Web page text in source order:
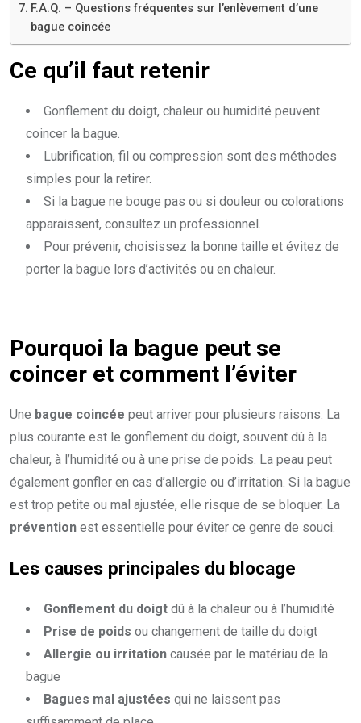
F.A.Q. – Questions fréquentes sur l’enlèvement d’une
bague coincée
Ce qu’il faut retenir
Gonflement du doigt, chaleur ou humidité peuvent
coincer la bague.
Lubrification, fil ou compression sont des méthodes
simples pour la retirer.
Si la bague ne bouge pas ou si douleur ou colorations
apparaissent, consultez un professionnel.
Pour prévenir, choisissez la bonne taille et évitez de
porter la bague lors d’activités ou en chaleur.
Pourquoi la bague peut se
coincer et comment l’éviter
Une bague coincée peut arriver pour plusieurs raisons. La
plus courante est le gonflement du doigt, souvent dû à la
chaleur, à l’humidité ou à une prise de poids. La peau peut
également gonfler en cas d’allergie ou d’irritation. Si la bague
est trop petite ou mal ajustée, elle risque de se bloquer. La
prévention est essentielle pour éviter ce genre de souci.
Les causes principales du blocage
Gonflement du doigt dû à la chaleur ou à l’humidité
Prise de poids ou changement de taille du doigt
Allergie ou irritation causée par le matériau de la
bague
Bagues mal ajustées qui ne laissent pas